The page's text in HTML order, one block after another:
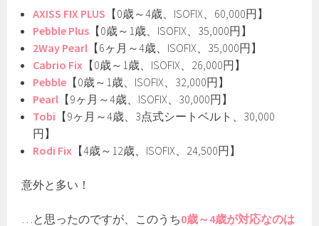
AXISS FIX PLUS 【0歳～4歳、ISOFIX、60,000円】
Pebble Plus 【0歳～1歳、ISOFIX、35,000円】
2Way Pearl 【6ヶ月～4歳、ISOFIX、35,000円】
Cabrio Fix 【0歳～1歳、ISOFIX、26,000円】
Pebble 【0歳～1歳、ISOFIX、32,000円】
Pearl 【9ヶ月～4歳、ISOFIX、30,000円】
Tobi 【9ヶ月～4歳、3点式シートベルト、30,000
円】
Rodi Fix 【4歳～12歳、ISOFIX、24,500円】
意外と多い！
…と思ったのですが、このうち0歳～4歳が対応なのは